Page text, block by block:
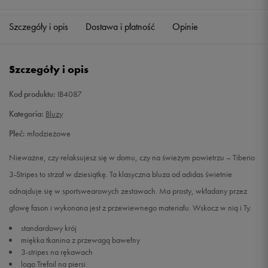
152 Powiadom o dostępności
176
Szczegóły i opis Dostawa i płatność Opinie
Szczegóły i opis
Kod produktu: IB4087
Kategoria: Bluzy
Płeć: młodzieżowe
Nieważne, czy relaksujesz się w domu, czy na świeżym powietrzu – Tiberio
3-Stripes to strzał w dziesiątkę. Ta klasyczna bluza od adidas świetnie
odnajduje się w sportswearowych zestawach. Ma prosty, wkładany przez
głowę fason i wykonana jest z przewiewnego materiału. Wskocz w nią i Ty.
standardowy krój
miękka tkanina z przewagą bawełny
3-stripes na rękawach
logo Trefoil na piersi